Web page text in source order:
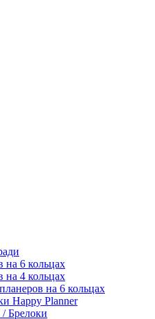
на 6 кольцах
на 4 кольцах
на 6 кольцах
Happy Planner
Брелоки